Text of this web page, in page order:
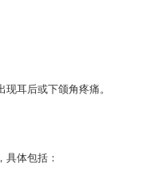
耳后或下颌角疼痛。
具体包括：